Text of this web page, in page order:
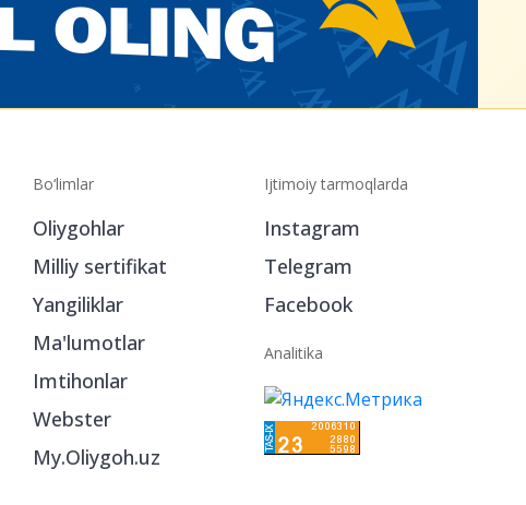
Bo‘limlar
Oliygohlar
Milliy sertifikat
Yangiliklar
Ma'lumotlar
Imtihonlar
Webster
My.Oliygoh.uz
Ijtimoiy tarmoqlarda
Instagram
Telegram
Facebook
Analitika